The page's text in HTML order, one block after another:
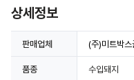
상세정보
판매업체 (주)미트박스
품종 수입돼지